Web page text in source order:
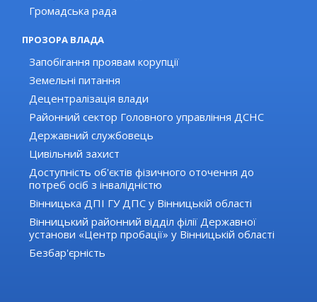
Громадська рада
ПРОЗОРА ВЛАДА
Запобігання проявам корупції
Земельні питання
Децентралізація влади
Районний сектор Головного управління ДСНС
Державний службовець
Цивільний захист
Доступність об'єктів фізичного оточення до
потреб осіб з інвалідністю
Вінницька ДПІ ГУ ДПС у Вінницькій області
Вінницький районний відділ філії Державної
установи «Центр пробації» у Вінницькій області
Безбар'єрність